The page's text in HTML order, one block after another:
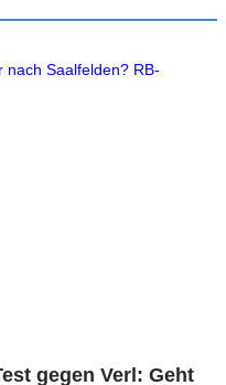
gegen Verl: Geht